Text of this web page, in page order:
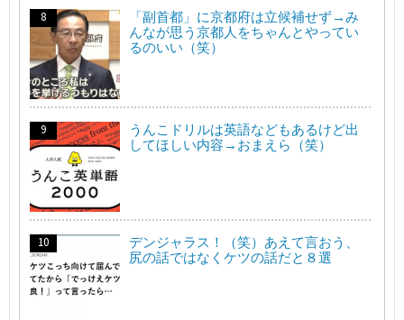
「副首都」に京都府は立候補せず→み
んなが思う京都人をちゃんとやってい
るのいい（笑）
うんこドリルは英語などもあるけど出
してほしい内容→おまえら（笑）
デンジャラス！（笑）あえて言おう、
尻の話ではなくケツの話だと８選